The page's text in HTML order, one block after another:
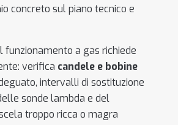
concreto sul piano tecnico e
funzionamento a gas richiede
verifica candele e bobine
intervalli di sostituzione
sonde lambda e del
troppo ricca o magra